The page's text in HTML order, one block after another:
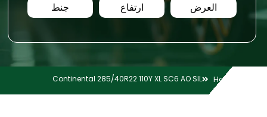
العرض ارتفاع جنط
Home
Continental 285/40R22 110Y XL SC6 AO SIL